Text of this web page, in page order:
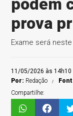
podem
prova
Exame será
11/05/2026 às 14h10
Por: Redação
Compartilhe: